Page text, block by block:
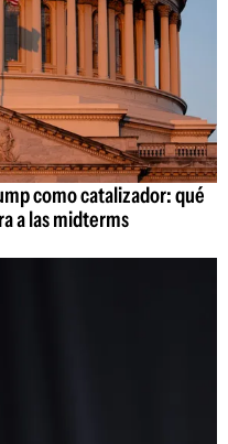
como catalizador: qué
a las midterms